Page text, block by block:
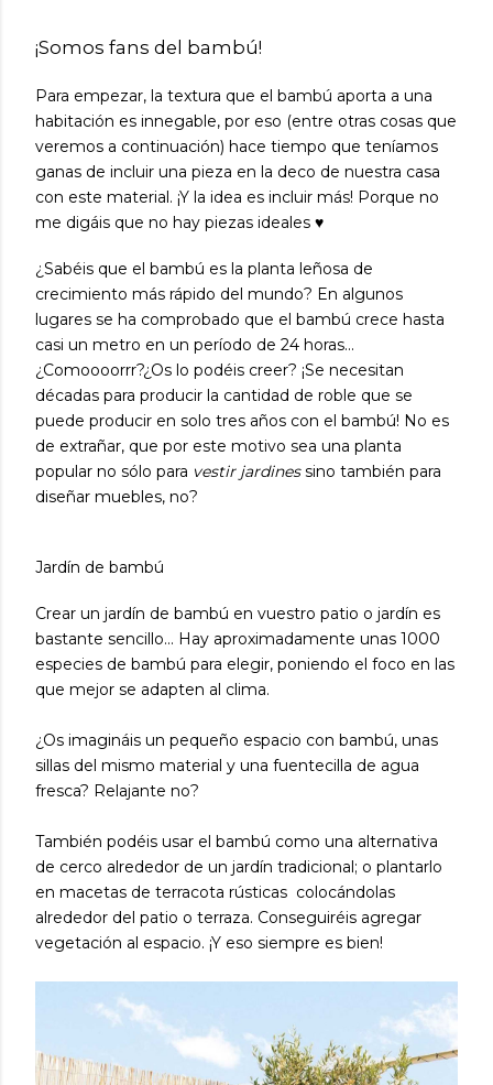
¡Somos fans del bambú!
Para empezar, la textura que el bambú aporta a una
habitación es innegable, por eso (entre otras cosas que
veremos a continuación) hace tiempo que teníamos
ganas de incluir una pieza en la deco de nuestra casa
con este material. ¡Y la idea es incluir más! Porque no
me digáis que no hay piezas ideales ♥️
¿Sabéis que el bambú es la planta leñosa de
crecimiento más rápido del mundo? En algunos
lugares se ha comprobado que el bambú crece hasta
casi un metro en un período de 24 horas...
¿Comoooorrr?¿Os lo podéis creer? ¡Se necesitan
décadas para producir la cantidad de roble que se
puede producir en solo tres años con el bambú! No es
de extrañar, que por este motivo sea una planta
popular no sólo para vestir jardinessino también para
diseñar muebles, no?
Jardín de bambú
Crear un jardín de bambú en vuestro patio o jardín es
bastante sencillo... Hay aproximadamente unas 1000
especies de bambú para elegir, poniendo el foco en las
que mejor se adapten al clima.
¿Os imagináis un pequeño espacio con bambú, unas
sillas del mismo material y una fuentecilla de agua
fresca? Relajante no?
También podéis usar el bambú como una alternativa
de cerco alrededor de un jardín tradicional; o plantarlo
en macetas de terracota rústicas colocándolas
alrededor del patio o terraza. Conseguiréis agregar
vegetación al espacio. ¡Y eso siempre es bien!